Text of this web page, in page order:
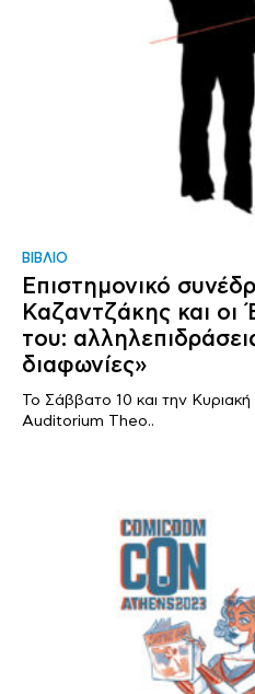
ΒΙΒΛΙΟ
Επιστημονικό
Καζαντζάκης και οι
του:
διαφωνίες»
Το Σάββατο 10 και την Κυριακή
Auditorium Theo..